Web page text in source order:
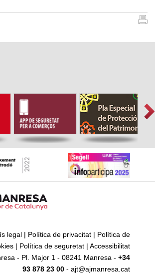
legal | Política de privacitat | Política de
| Política de seguretat | Accessibilitat
- Pl. Major 1 - 08241 Manresa - +34
93 878 23 00 - ajt@ajmanresa.cat